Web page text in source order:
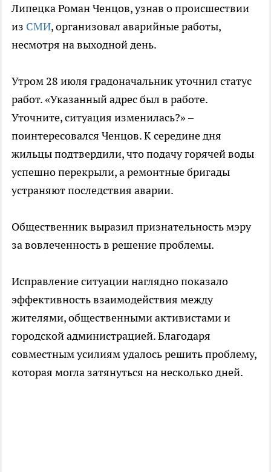
Липецка Роман Ченцов, узнав о происшествии
из СМИ, организовал аварийные работы,
несмотря на выходной день.
Утром 28 июля градоначальник уточнил статус
работ. «Указанный адрес был в работе.
Уточните, ситуация изменилась?» –
поинтересовался Ченцов. К середине дня
жильцы подтвердили, что подачу горячей воды
успешно перекрыли, а ремонтные бригады
устраняют последствия аварии.
Общественник выразил признательность мэру
за вовлеченность в решение проблемы.
Исправление ситуации наглядно показало
эффективность взаимодействия между
жителями, общественными активистами и
городской администрацией. Благодаря
совместным усилиям удалось решить проблему,
которая могла затянуться на несколько дней.